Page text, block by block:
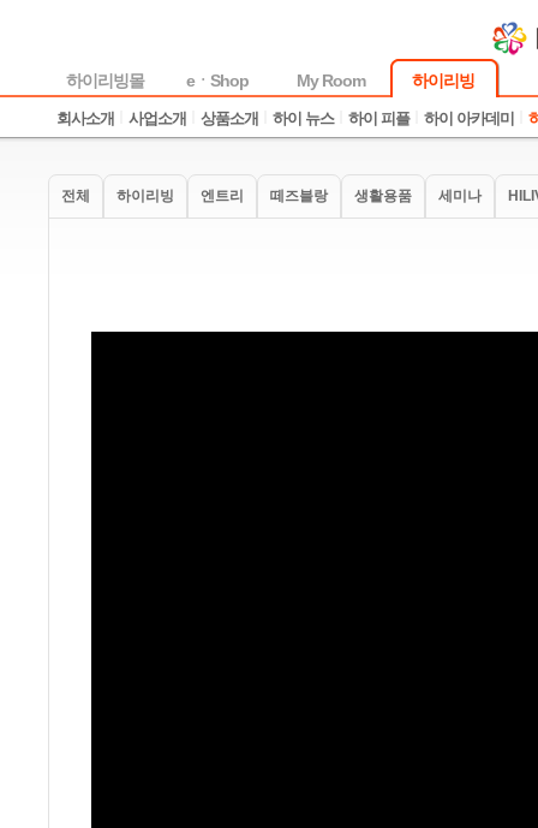
하이리빙몰 eㆍShop My Room 하이리빙
회사소개 사업소개 상품소개 하이 뉴스 하이 피플 하이 아카데미
전체 하이리빙 엔트리 떼즈블랑 생활용품 세미나